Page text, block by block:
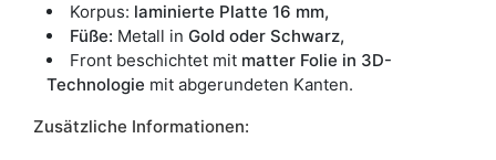
Korpus: laminierte Platte 16 mm,
Füße: Metall in Gold oder Schwarz,
Front beschichtet mit matter Folie in 3D-
Technologie mit abgerundeten Kanten.
Zusätzliche Informationen: